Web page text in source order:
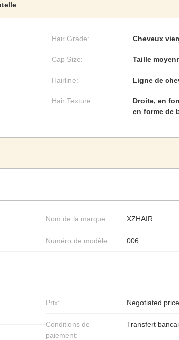
Hair Grade: Cheveux
Cap Size: Taille
Hairline: Ligne de
Hair Texture:
Droite, en
en forme de
Nom de la marque: XZHAIR
Numéro de modèle: 006
Prix: Negotiated price
Conditions de
paiement:
Transfert